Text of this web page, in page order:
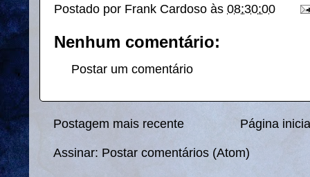
Postado por Frank Cardoso às 08:30:00
Nenhum comentário:
Postar um comentário
Postagem mais recente Página
Assinar: Postar comentários (Atom)